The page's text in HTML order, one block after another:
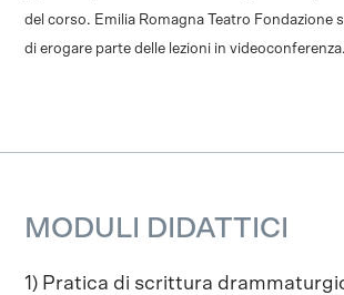
del corso. Emilia Romagna Teatro Fondazione
di erogare parte delle lezioni in videoconferenza.
MODULI DIDATTICI
1) Pratica di scrittura